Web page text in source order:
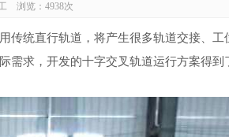
浏览：4938次
传统直行轨道，将产生很多轨道交接、
需求，开发的十字交叉轨道运行方案得